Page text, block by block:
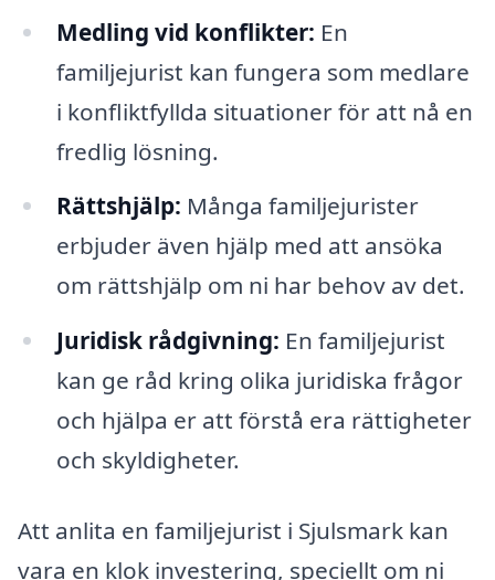
Medling vid konflikter: En
familjejurist kan fungera som medlare
i konfliktfyllda situationer för att nå en
fredlig lösning.
Rättshjälp: Många familjejurister
erbjuder även hjälp med att ansöka
om rättshjälp om ni har behov av det.
Juridisk rådgivning: En familjejurist
kan ge råd kring olika juridiska frågor
och hjälpa er att förstå era rättigheter
och skyldigheter.
Att anlita en familjejurist i Sjulsmark kan
vara en klok investering, speciellt om ni